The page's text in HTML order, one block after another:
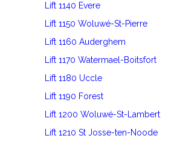
Lift 1140 Evere
Lift 1150 Woluwé-St-Pierre
Lift 1160 Auderghem
Lift 1170 Watermael-Boitsfort
Lift 1180 Uccle
Lift 1190 Forest
Lift 1200 Woluwé-St-Lambert
Lift 1210 St Josse-ten-Noode